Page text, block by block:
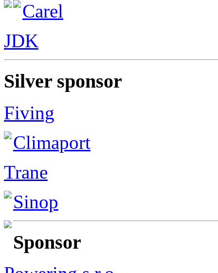
Carel
JDK
Silver sponsor
Fiving
Climaport
Trane
Sinop
Sponsor